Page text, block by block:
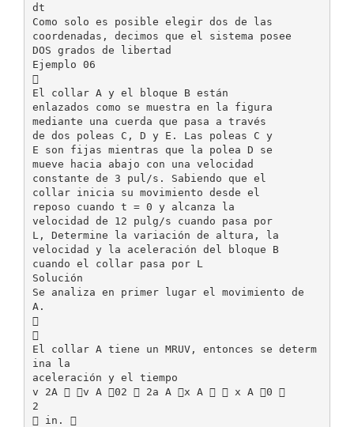
dt
Como solo es posible elegir dos de las
coordenadas, decimos que el sistema posee
DOS grados de libertad
Ejemplo 06

El collar A y el bloque B están
enlazados como se muestra en la figura
mediante una cuerda que pasa a través
de dos poleas C, D y E. Las poleas C y
E son fijas mientras que la polea D se
mueve hacia abajo con una velocidad
constante de 3 pul/s. Sabiendo que el
collar inicia su movimiento desde el
reposo cuando t = 0 y alcanza la
velocidad de 12 pulg/s cuando pasa por
L, Determine la variación de altura, la
velocidad y la aceleración del bloque B
cuando el collar pasa por L
Solución
Se analiza en primer lugar el movimiento de
A.


El collar A tiene un MRUV, entonces se determ
ina la
aceleración y el tiempo
v 2A  v A 02  2a A x A   x A 0 
2
 in. 